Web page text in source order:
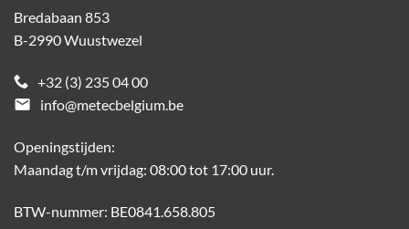
Bredabaan 853
B-2990 Wuustwezel
+32 (3) 235 04 00
email
info@metecbelgium.be
Openingstijden:
Maandag t/m vrijdag: 08:00 tot 17:00 uur.
BTW-nummer: BE0841.658.805